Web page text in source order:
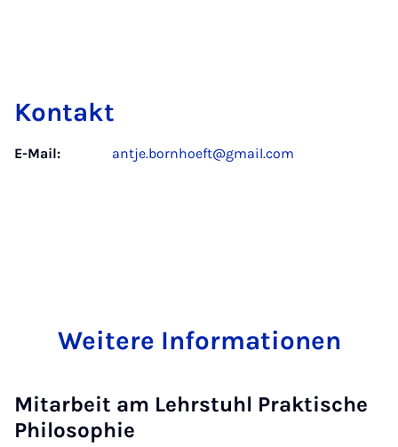
Kontakt
E-Mail: antje.bornhoeft@gmail.com
Weitere Informationen
Mitarbeit am Lehrstuhl Praktische
Philosophie